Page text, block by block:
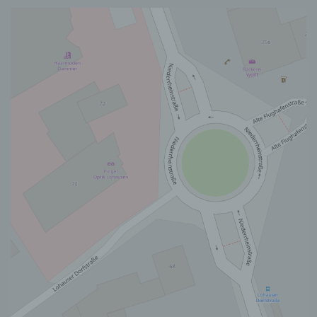
a) personenbezogene Daten
Personenbezogene Daten sind alle Informationen,
die sich auf eine identifizierte oder identifizierbare
natürliche Person (im Folgenden „betroffene
Person") beziehen. Als identifizierbar wird eine
natürliche Person angesehen, die direkt oder
indirekt, insbesondere mittels Zuordnung zu einer
Kennung wie einem Namen, zu einer
Kennnummer, zu Standortdaten, zu einer Online-
Kennung oder zu einem oder mehreren
besonderen Merkmalen, die Ausdruck der
physischen, physiologischen, genetischen,
psychischen, wirtschaftlichen, kulturellen oder
sozialen Identität dieser natürlichen Person sind,
b) betroffene Person